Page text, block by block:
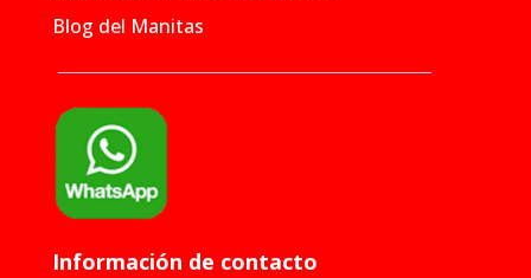
Blog del Manitas
Información de contacto